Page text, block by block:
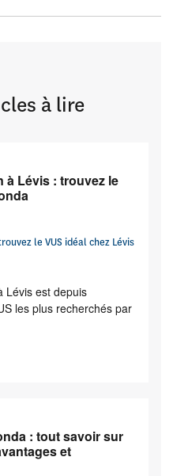
à lire
à Lévis : trouvez le
Lévis est depuis
les plus recherchés par
: tout savoir sur
et